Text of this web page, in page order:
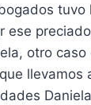
tuvo
ese preciado
otro caso
llevamos